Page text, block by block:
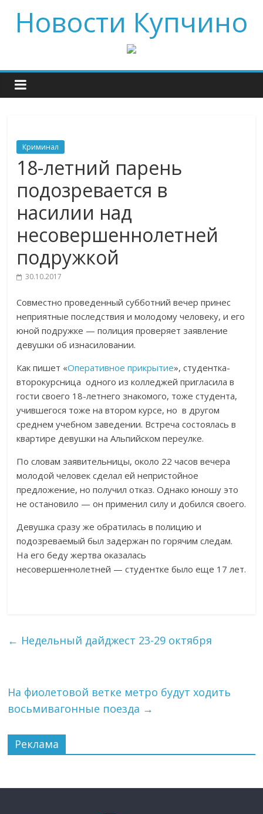
Новости Купчино
Криминал
18-летний парень
подозревается в
насилии над
несовершеннолетней
подружкой
30.10.2017
Совместно проведенный субботний вечер принес
неприятные последствия и молодому человеку, и его
юной подружке — полиция проверяет заявление
девушки об изнасиловании.
Как пишет «Оперативное прикрытие», студентка-
второкурсница одного из колледжей пригласила в
гости своего 18-летнего знакомого, тоже студента,
учившегося тоже на втором курсе, но в другом
среднем учебном заведении. Встреча состоялась в
квартире девушки на Альпийском переулке.
По словам заявительницы, около 22 часов вечера
молодой человек сделал ей непристойное
предложение, но получил отказ. Однако юношу это
не остановило — он применил силу и добился своего.
Девушка сразу же обратилась в полицию и
подозреваемый был задержан по горячим следам.
На его беду жертва оказалась
несовершеннолетней — студентке было еще 17 лет.
← Недельный дайджест 23-29 октября
На фиолетовой ветке метро будут ходить
восьмивагонные поезда →
Реклама